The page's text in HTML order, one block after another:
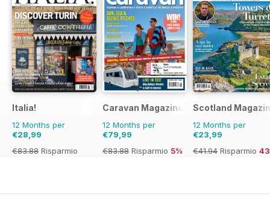
Italia!
12 Months per
€28,99
€83.88 Risparmio
Caravan Magazine
12 Months per
€79,99
€83.88 Risparmio 5%
Scotland
12 Months per
€23,99
€41.94 Risparmio